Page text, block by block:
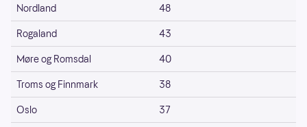
Nordland
48
Rogaland
43
Møre og Romsdal
40
Troms og Finnmark
38
Oslo
37